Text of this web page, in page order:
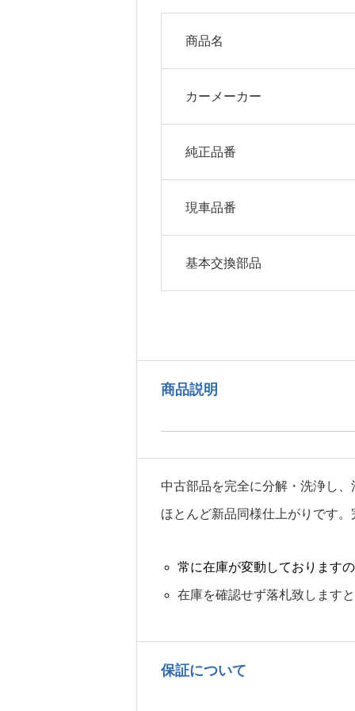
商品名
カーメーカー
純正品番
現車品番
基本交換部品
商品説明
中古部品を完全に分解・洗浄し
ほとんど新品同様仕上がりです
常に在庫が変動しております
在庫を確認せず落札致します
保証について